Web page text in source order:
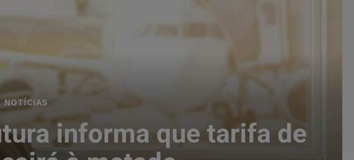
NOTÍCIAS
informa que tarifa de